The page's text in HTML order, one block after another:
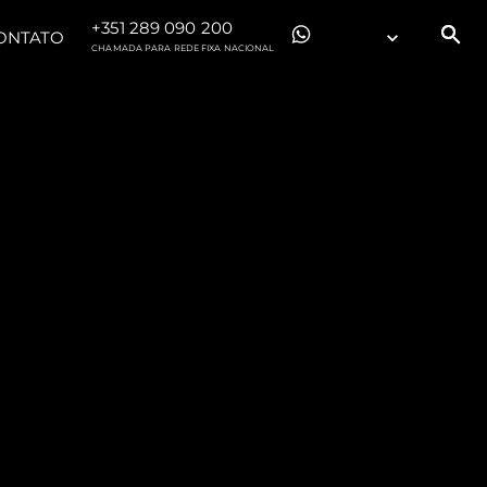
+351 289 090 200
CHAMADA PARA REDE FIXA NACIONAL